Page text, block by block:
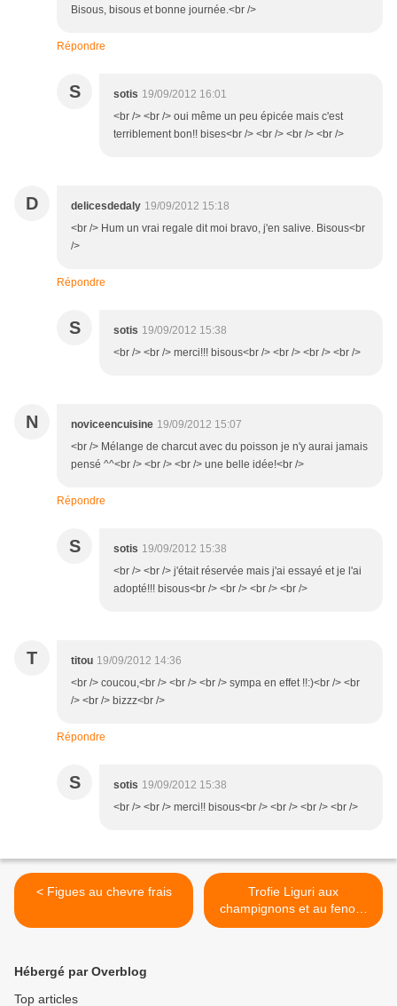
Bisous, bisous et bonne journée.<br />
Répondre
S sotis 19/09/2012 16:01
<br /> <br /> oui même un peu épicée mais c'est
terriblement bon!! bises<br /> <br /> <br /> <br />
D delicesdedaly 19/09/2012 15:18
<br /> Hum un vrai regale dit moi bravo, j'en salive. Bisous<br
/>
Répondre
S sotis 19/09/2012 15:38
<br /> <br /> merci!!! bisous<br /> <br /> <br /> <br />
N noviceencuisine 19/09/2012 15:07
<br /> Mélange de charcut avec du poisson je n'y aurai jamais
pensé ^^<br /> <br /> <br /> une belle idée!<br />
Répondre
S sotis 19/09/2012 15:38
<br /> <br /> j'était réservée mais j'ai essayé et je l'ai
adopté!!! bisous<br /> <br /> <br /> <br />
T titou 19/09/2012 14:36
<br /> coucou,<br /> <br /> <br /> sympa en effet !!:)<br /> <br
/> <br /> bizzz<br />
Répondre
S sotis 19/09/2012 15:38
<br /> <br /> merci!! bisous<br /> <br /> <br /> <br />
< Figues au chevre frais
Trofie Liguri aux
champignons et au fenouil
>
Hébergé par Overblog
Top articles